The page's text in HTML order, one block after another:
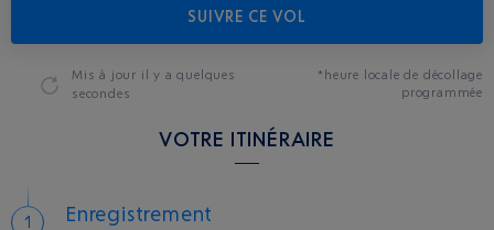
SUIVRE CE VOL
Mis à jour il y a quelques
secondes
*heure locale de décollage
programmée
VOTRE ITINÉRAIRE
Enregistrement